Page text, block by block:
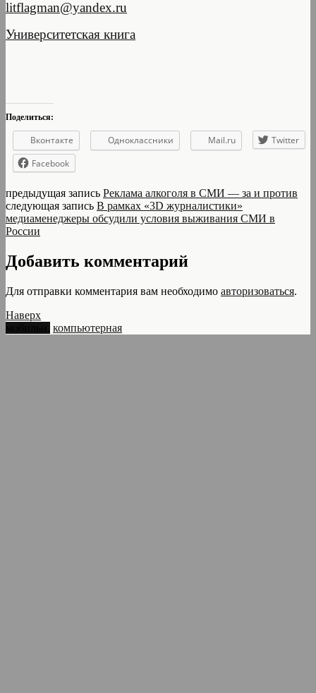
litflagman@yandex.ru
Университетская книга
Поделиться:
Вконтакте Одноклассники Mail.ru
Twitter
Facebook
предыдущая запись Реклама алкоголя в СМИ — за и против
следующая запись В рамках «3D журналистики»
медиаменеджеры обсудили условия выживания СМИ в
России
Добавить комментарий
Для отправки комментария вам необходимо авторизоваться.
Наверх
компьютерная